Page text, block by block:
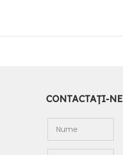
CONTACTAŢI-NE